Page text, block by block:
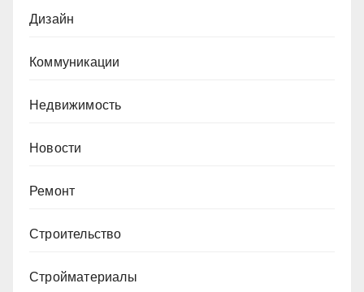
Дизайн
Коммуникации
Недвижимость
Новости
Ремонт
Строительство
Стройматериалы